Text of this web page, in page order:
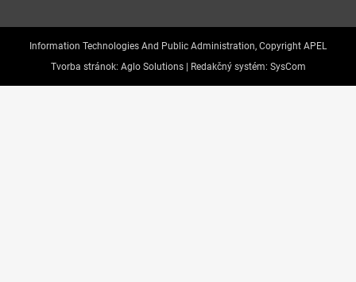
Information Technologies And Public Administration, Copyright APEL
Tvorba stránok: Aglo Solutions | Redakčný systém: SysCom